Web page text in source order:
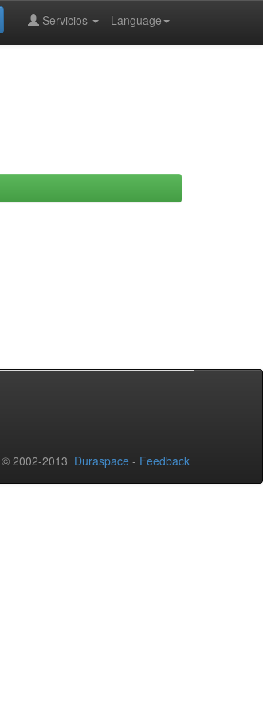
Language
Servicios
2002-2013 Duraspace - Feedback